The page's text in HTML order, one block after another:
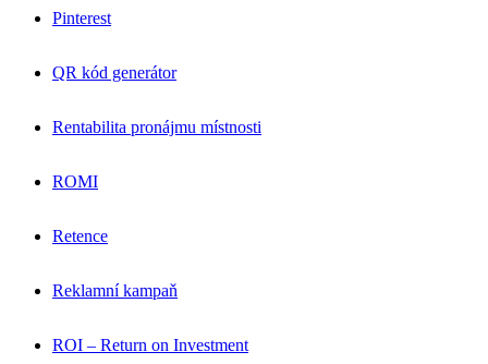
Pinterest
QR kód generátor
Rentabilita pronájmu místnosti
ROMI
Retence
Reklamní kampaň
ROI – Return on Investment